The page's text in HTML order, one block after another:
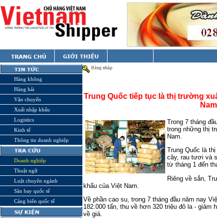
Hàng không
Hàng hải
Vận chuyển
Xuất nhập khẩu
Logistics
Kinh tế
Thông tin doanh nghiệp
Doanh nghiệp
Thuật ngữ
Luật chuyên ngành
Sân bay quốc tế
Cảng biển quốc tế
Đăng nhập
Trung Quốc tiếp tục là thị trường
Nam
Trong 7 tháng
trong những thị
Nam.
Trung Quốc là
cây, rau tươi và
từ tháng 1 đến
Riêng về sắn,
khẩu của Việt Nam.
Về phần cao su, trong 7 tháng đầu năm nay
182.000 tấn, thu về hơn 320 triệu đô la -
về giá.